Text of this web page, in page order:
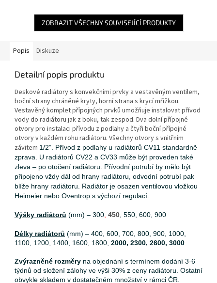
ZOBRAZIT VŠECHNY SOUVISEJÍCÍ PRODUKTY
Popis Diskuze
Detailní popis produktu
Deskové radiátory s konvekčními prvky a vestavěným ventilem,
boční strany chráněné kryty, horní strana s krycí mřížkou.
Vestavěný komplet přípojných prvků umožňuje instalovat přívod
vody do radiátoru jak z boku, tak zespod. Dva dolní přípojné
otvory pro instalaci přívodu z podlahy a čtyři boční přípojné
otvory v každém rohu radiátoru. Všechny otvory s vnitřním
závitem 1/2”. Přívod z podlahy u radiátorů CV11 standardně
zprava. U radiátorů CV22 a CV33 může být proveden také
zleva – po otočení radiátoru. Přívodní potrubí by mělo být
připojeno vždy dál od hrany radiátoru, odvodní potrubí pak
blíže hrany radiátoru. Radiátor je osazen ventilovou vložkou
Heimeier nebo Oventrop s výchozí regulací.
Výšky radiátorů (mm) – 300 450 , 550, 600, 900
Délky radiátorů (mm) – 400, 600, 700, 800, 900, 1000,
1100, 1200, 1400, 1600, 1800, 2000, 2300, 2600, 3000
Zvýrazněné rozměry na objednání s termínem dodání 3-6
týdnů od složení zálohy ve výši 30% z ceny radiátoru. Ostatní
obvykle skladem v dostatečném množství v rámci ČR.